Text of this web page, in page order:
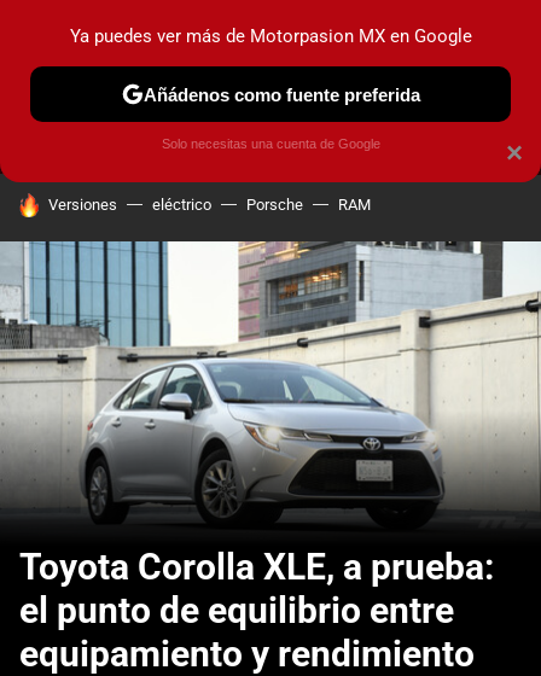
MENÚ NUEVO
INDUSTRIA HOY NO CIRCULA
HOY SE HABLA DE
Versiones eléctrico Porsche RAM
Toyota Corolla XLE, a prueba:
el punto de equilibrio entre
equipamiento y rendimiento
×
Ya puedes ver más de Motorpasion MX en Google
Añádenos como fuente preferida
Solo necesitas una cuenta de Google